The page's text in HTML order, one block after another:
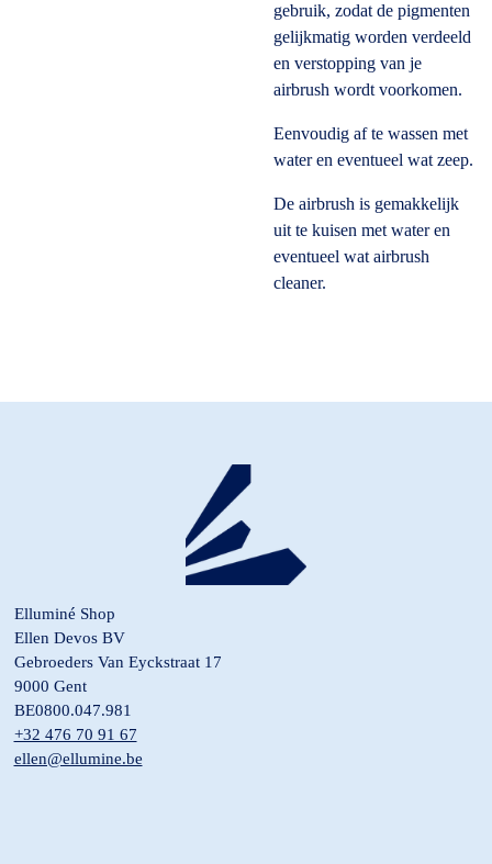
gebruik, zodat de pigmenten
gelijkmatig worden verdeeld
en verstopping van je
airbrush wordt voorkomen.
Eenvoudig af te wassen met
water en eventueel wat zeep.
De airbrush is gemakkelijk
uit te kuisen met water en
eventueel wat airbrush
cleaner.
Elluminé Shop
Ellen Devos BV
Gebroeders Van Eyckstraat 17
9000 Gent
BE0800.047.981
+32 476 70 91 67
ellen@ellumine.be